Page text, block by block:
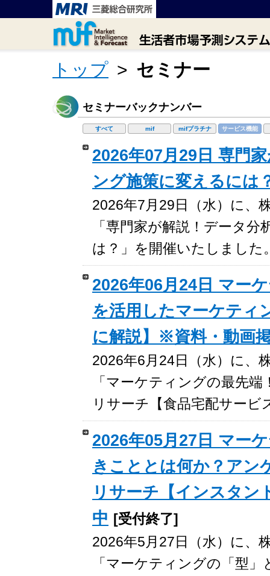
トップ > セミナー
セミナーバックナンバー
すべて mif mifプラチナ サービス機能
2026年07月29日 専門
ング施策に変えるには
2026年7月29日（水）に、
「専門家が解説！データ
は？」を開催いたしました
2026年06月24日 マー
を活用したマーケティ
に解説】※資料・動画
2026年6月24日（水）に、
「マーケティングの最先
リサーチ【食品宅配サー
2026年05月27日 マー
きこととは何か？アン
リサーチ【インスタン
中 [受付終了]
2026年5月27日（水）に、
「マーケティングの「型